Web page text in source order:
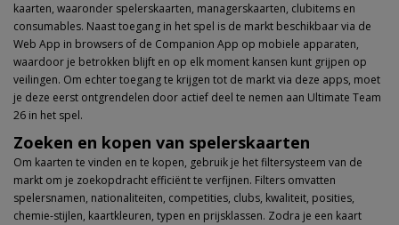
kaarten, waaronder spelerskaarten, managerskaarten, clubitems en
consumables. Naast toegang in het spel is de markt beschikbaar via de
Web App in browsers of de Companion App op mobiele apparaten,
waardoor je betrokken blijft en op elk moment kansen kunt grijpen op
veilingen. Om echter toegang te krijgen tot de markt via deze apps, moet
je deze eerst ontgrendelen door actief deel te nemen aan Ultimate Team
26 in het spel.
Zoeken en kopen van spelerskaarten
Om kaarten te vinden en te kopen, gebruik je het filtersysteem van de
markt om je zoekopdracht efficiënt te verfijnen. Filters omvatten
spelersnamen, nationaliteiten, competities, clubs, kwaliteit, posities,
chemie-stijlen, kaartkleuren, typen en prijsklassen. Zodra je een kaart